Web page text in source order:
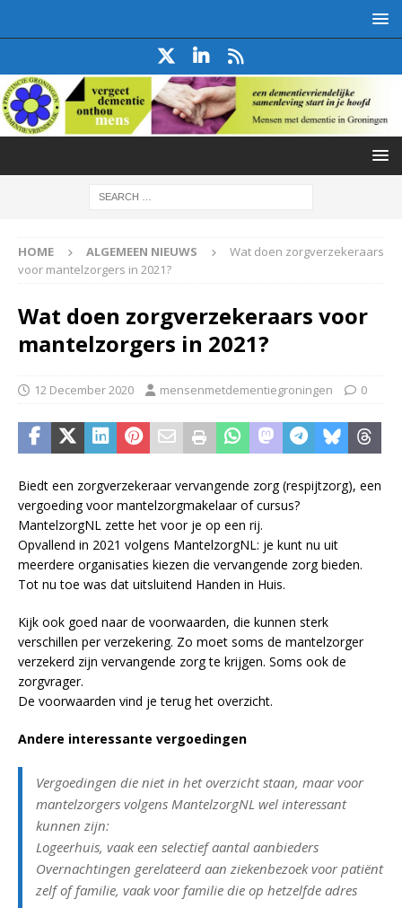
HOME ALGEMEEN NIEUWS
Wat doen zorgverzekeraars
voor mantelzorgers in 2021?
Wat doen zorgverzekeraars voor
mantelzorgers in 2021?
12 December 2020 mensenmetdementiegroningen 0
Biedt een zorgverzekeraar vervangende zorg (respijtzorg), een
vergoeding voor mantelzorgmakelaar of cursus?
MantelzorgNL zette het voor je op een rij.
Opvallend in 2021 volgens MantelzorgNL: je kunt nu uit
meerdere organisaties kiezen die vervangende zorg bieden.
Tot nu toe was dat uitsluitend Handen in Huis.
Kijk ook goed naar de voorwaarden, die kunnen sterk
verschillen per verzekering. Zo moet soms de mantelzorger
verzekerd zijn vervangende zorg te krijgen. Soms ook de
zorgvrager.
De voorwaarden vind je terug het overzicht.
Andere interessante vergoedingen
Vergoedingen die niet in het overzicht staan, maar voor
mantelzorgers volgens MantelzorgNL wel interessant
kunnen zijn:
Logeerhuis, vaak een selectief aantal aanbieders
Overnachtingen gerelateerd aan ziekenbezoek voor patiënt
zelf of familie, vaak voor familie die op hetzelfde adres